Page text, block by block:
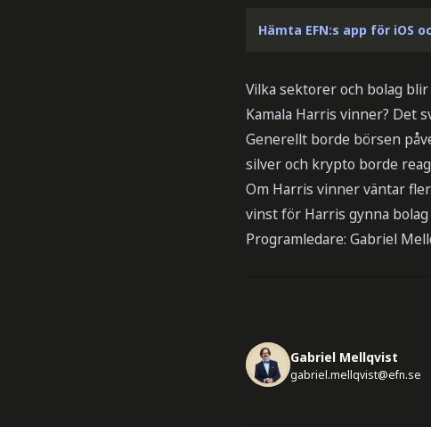
Hämta EFN:s app för iOS
Vilka sektorer och bolag
Kamala Harris vinner? Det
Generellt borde börsen
silver och krypto borde
Om Harris vinner väntar
vinst för Harris gynna bolag
Programledare: Gabriel
Gabriel Mellqvist
gabriel.mellqvist@efn.se